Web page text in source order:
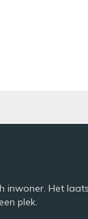
inwoner. Het
plek.